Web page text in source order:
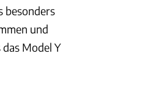
besonders
und
Model Y